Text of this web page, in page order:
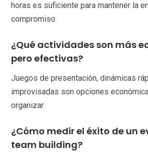
horas es suficiente para mantener la
compromiso.
¿Qué actividades son más
pero efectivas?
Juegos de presentación, dinámicas
improvisadas son opciones
organizar.
¿Cómo medir el éxito de un
team building?